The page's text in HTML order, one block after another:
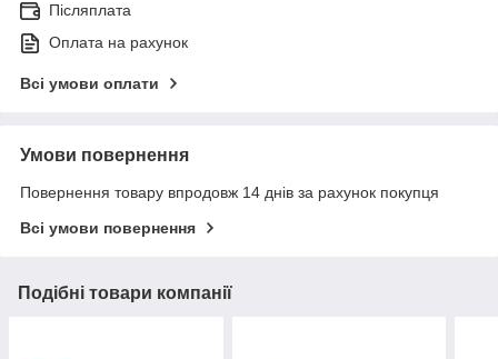
Післяплата
Оплата на рахунок
Всі умови оплати
Умови повернення
Повернення товару впродовж 14 днів за рахунок покупця
Всі умови повернення
Подібні товари компанії